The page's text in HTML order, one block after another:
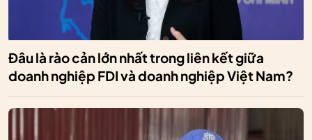
Đâu là rào cản lớn nhất trong liên kết giữa
doanh nghiệp FDI và doanh nghiệp Việt Nam?